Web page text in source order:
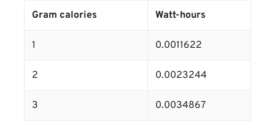
Gram calories Watt-hours
1 0.0011622
2 0.0023244
3 0.0034867